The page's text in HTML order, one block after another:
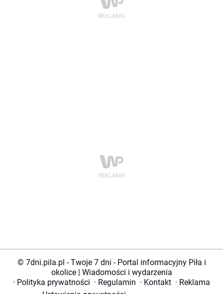
© 7dni.pila.pl - Twoje 7 dni - Portal informacyjny Piła i
okolice | Wiadomości i wydarzenia
· Polityka prywatności · Regulamin · Kontakt · Reklama